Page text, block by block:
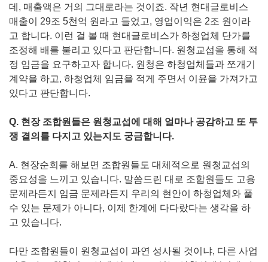
데, 매출액은 거의 그대로라는 것이죠. 작년 현대글로비스
매출이 29조 5천억 원라고 들었고, 영업이익은 2조 원이라
고 합니다. 이런 걸 볼 때 현대글로비스가 하청업체 단가를
조정해 배를 불리고 있다고 판단합니다. 원청교섭을 통해 적
정 임금을 요구하고자 합니다. 원청은 하청업체들과 쪼개기
계약을 하고, 하청업체 임금을 적게 주면서 이윤을 가져가고
있다고 판단합니다.
Q. 현장 조합원들은 원청교섭에 대해 얼마나 공감하고 또 투
쟁 결의를 다지고 있는지도 궁금합니다.
A. 현장순회를 해보면 조합원들도 대체적으로 원청교섭의
중요성을 느끼고 있습니다. 말씀드린 대로 조합원들도 고용
문제라든지 임금 문제라든지 우리의 현안이 하청업체와 풀
수 있는 문제가 아니다, 이제 한계에 다다랐다는 생각을 하
고 있습니다.
다만 조합원들이 원청교섭이 과연 성사될 것이냐, 다른 사업